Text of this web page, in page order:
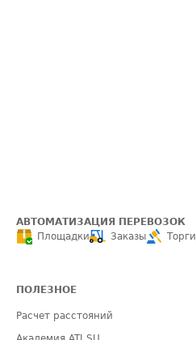
АВТОМАТИЗАЦИЯ ПЕРЕВОЗОК
Площадки
Заказы Торги
ПОЛЕЗНОЕ
Расчет расстояний